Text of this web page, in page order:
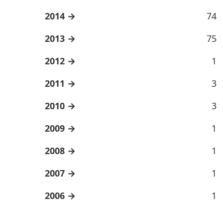
2014
74
2013
75
2012
1
2011
3
2010
3
2009
1
2008
1
2007
1
2006
1